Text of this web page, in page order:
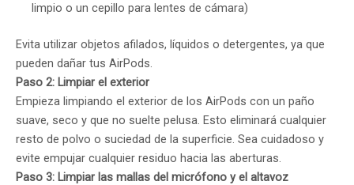
limpio o un cepillo para lentes de cámara)
Evita utilizar objetos afilados, líquidos o detergentes, ya que
pueden dañar tus AirPods.
Paso 2: Limpiar el exterior
Empieza limpiando el exterior de los AirPods con un paño
suave, seco y que no suelte pelusa. Esto eliminará cualquier
resto de polvo o suciedad de la superficie. Sea cuidadoso y
evite empujar cualquier residuo hacia las aberturas.
Paso 3: Limpiar las mallas del micrófono y el altavoz